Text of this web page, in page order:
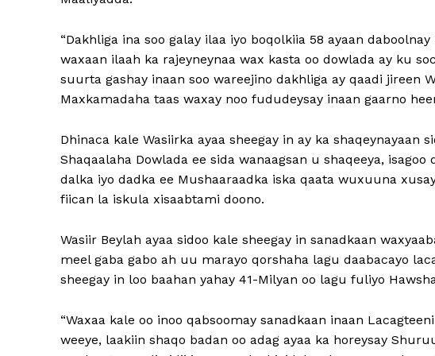
“Dakhliga ina soo galay ilaa iyo boqolkiia 58 ayaan
waxaan ilaah ka rajeyneynaa wax kasta oo dowlada ay ku
suurta gashay inaan soo wareejino dakhliga ay qaadi jireen
Maxkamadaha taas waxay noo fududeysay inaan gaarno
Dhinaca kale Wasiirka ayaa sheegay in ay ka shaqeynayaan
Shaqaalaha Dowlada ee sida wanaagsan u shaqeeya,
dalka iyo dadka ee Mushaaraadka iska qaata wuxuuna
fiican la iskula xisaabtami doono.
Wasiir Beylah ayaa sidoo kale sheegay in sanadkaan
meel gaba gabo ah uu marayo qorshaha lagu daabacayo
sheegay in loo baahan yahay 41-Milyan oo lagu fuliyo
“Waxaa kale oo inoo qabsoomay sanadkaan inaan
weeye, laakiin shaqo badan oo adag ayaa ka horeysay